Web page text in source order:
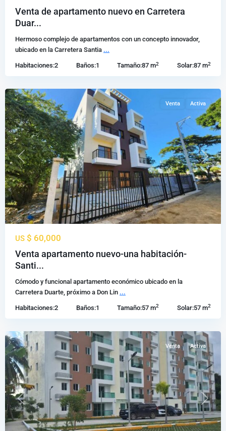
Venta de apartamento nuevo en Carretera
Duar...
Hermoso complejo de apartamentos con un concepto innovador,
ubicado en la Carretera Santia ...
Habitaciones:2 Baños:1 Tamaño:87 m2 Solar:87 m2
Licey
al
los
Previous Next
Venta Activa
US $ 60,000
Venta apartamento nuevo-una habitación-
Santi...
Cómodo y funcional apartamento económico ubicado en la
Carretera Duarte, próximo a Don Lin ...
Habitaciones:2 Baños:1 Tamaño:57 m2 Solar:57 m2
Licey
Medio
Licey
al
los
Previous Next
Venta Activa